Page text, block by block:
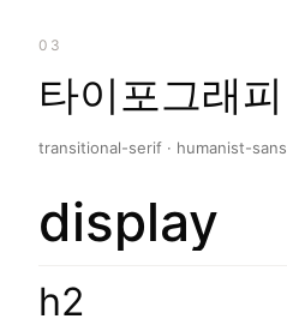
03
타이포그래피
transitional-serif · humanist-sans
display
h2